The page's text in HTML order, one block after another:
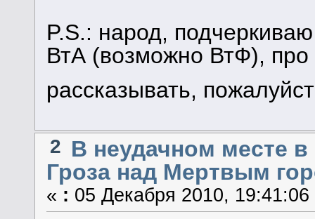
P.S.: народ,
ВтА (возможно ВтФ),
рассказывать,
2 В неудачном месте
Гроза над Мертвым
« : 05 Декабря 2010, 19:41:06